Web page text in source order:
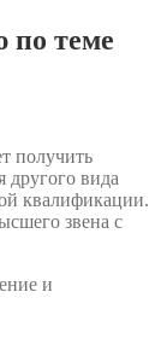
по теме
получить
вида
квалификации.
звена с
и